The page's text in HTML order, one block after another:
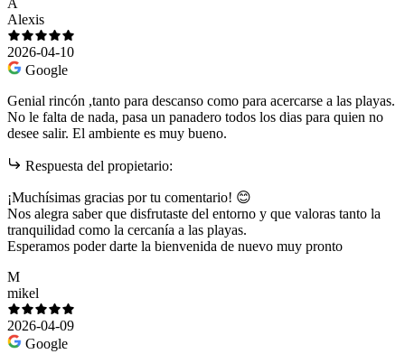
A
Alexis
2026-04-10
Google
Genial rincón ,tanto para descanso como para acercarse a las playas.
No le falta de nada, pasa un panadero todos los dias para quien no
desee salir. El ambiente es muy bueno.
Respuesta del propietario:
¡Muchísimas gracias por tu comentario! 😊
Nos alegra saber que disfrutaste del entorno y que valoras tanto la
tranquilidad como la cercanía a las playas.
Esperamos poder darte la bienvenida de nuevo muy pronto
M
mikel
2026-04-09
Google